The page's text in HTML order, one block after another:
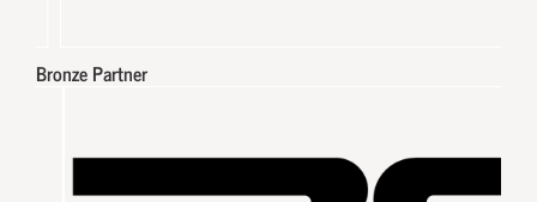
Bronze Partner